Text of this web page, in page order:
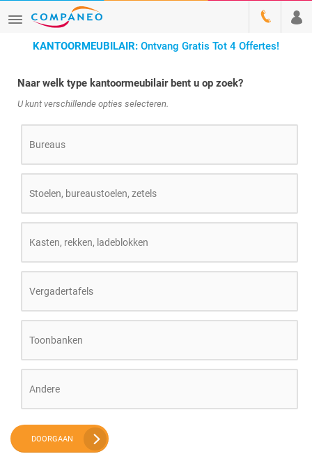
KANTOORMEUBILAIR: Ontvang Gratis Tot 4 Offertes!
Naar welk type kantoormeubilair bent u op zoek?
U kunt verschillende opties selecteren.
Bureaus
Stoelen, bureaustoelen, zetels
Kasten, rekken, ladeblokken
Vergadertafels
Toonbanken
Andere
DOORGAAN